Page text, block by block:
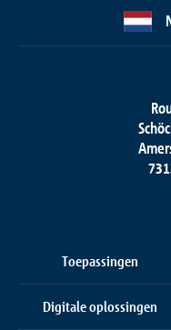
Toepassingen
Digitale oplossingen